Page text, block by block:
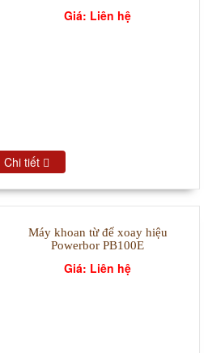
Giá: Liên hệ
Chi tiết
Máy khoan từ đế xoay hiệu
Powerbor PB100E
Giá: Liên hệ